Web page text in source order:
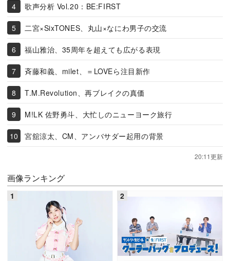
歌声分析 Vol.20：BE:FIRST
二宮×SixTONES、丸山×なにわ男子の交流
福山雅治、35周年を超えても広がる表現
斉藤和義、milet、＝LOVEら注目新作
T.M.Revolution、再ブレイクの真価
M!LK 佐野勇斗、大忙しのニューヨーク旅行
宮舘涼太、CM、アンバサダー起用の背景
20:11更新
画像ランキング